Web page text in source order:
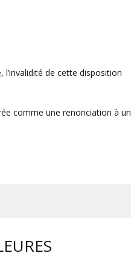
de cette disposition
comme une renonciation à un